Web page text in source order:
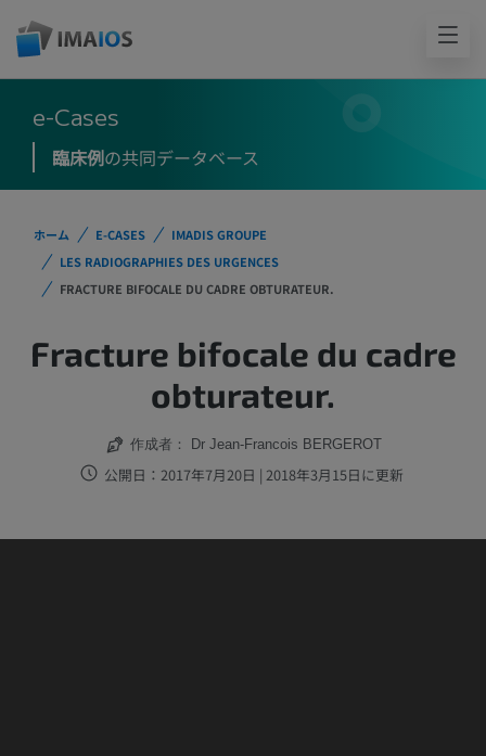
e-Cases
臨床例の共同データベース
ホーム E-CASES
IMADIS GROUPE
LES RADIOGRAPHIES DES URGENCES
FRACTURE BIFOCALE DU CADRE OBTURATEUR.
Fracture bifocale du cadre
obturateur.
作成者： Dr Jean-Francois BERGEROT
公開日：2017年7月20日 | 2018年3月15日に更新